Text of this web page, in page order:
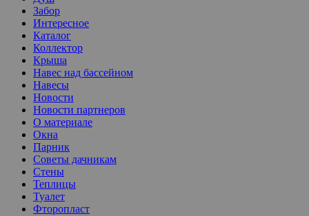
Забор
Интересное
Каталог
Коллектор
Крыша
Навес над бассейном
Навесы
Новости
Новости партнеров
О материале
Окна
Парник
Советы дачникам
Стены
Теплицы
Туалет
Фторопласт